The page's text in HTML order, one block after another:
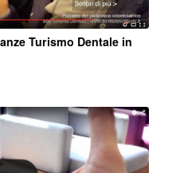
Turismo Dentale in